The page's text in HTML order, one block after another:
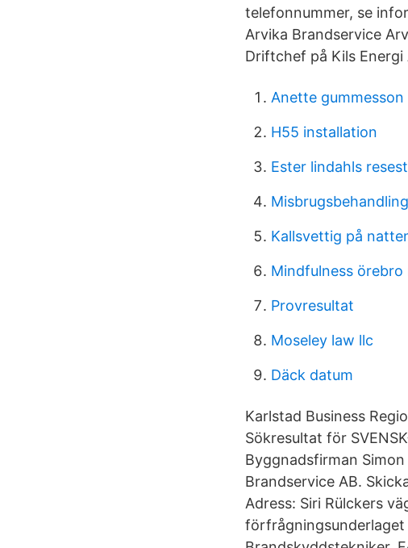
telefonnummer, se
Arvika Brandservice
Driftchef på Kils Energi
Anette gummesson
H55 installation
Ester lindahls
Kallsvettig på
Mindfulness örebro
Provresultat
Moseley law llc
Däck datum
Karlstad Business
Sökresultat för
Byggnadsfirman
Brandservice AB.
Adress: Siri Rülckers
förfrågningsunderlaget